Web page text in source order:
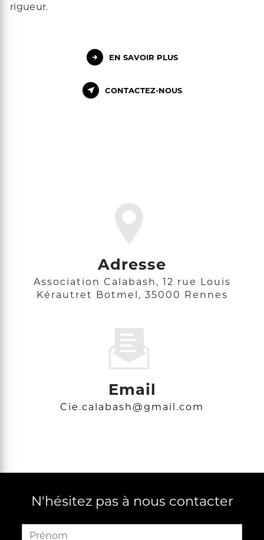
rigueur.
EN SAVOIR PLUS
CONTACTEZ-NOUS
Adresse
Association Calabash, 12 rue Louis
Kérautret Botmel, 35000 Rennes
Email
cie.calabash@gmail.com
N'hésitez pas à nous contacter